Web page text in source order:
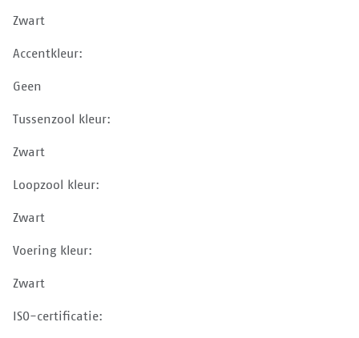
Zwart
Accentkleur:
Geen
Tussenzool kleur:
Zwart
Loopzool kleur:
Zwart
Voering kleur:
Zwart
ISO-certificatie: